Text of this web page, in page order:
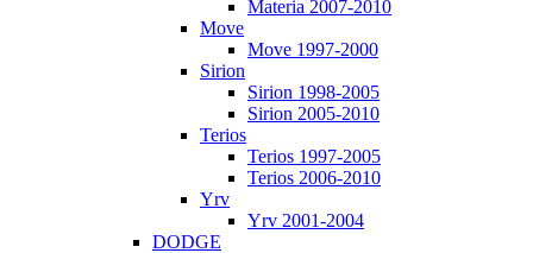
Materia 2007-2010
Move
Move 1997-2000
Sirion
Sirion 1998-2005
Sirion 2005-2010
Terios
Terios 1997-2005
Terios 2006-2010
Yrv
Yrv 2001-2004
DODGE